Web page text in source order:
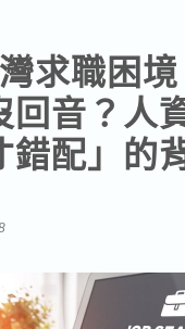
求職困
回音？人
錯配」的